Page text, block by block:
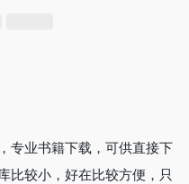
专业书籍下载，可供直接下
比较小，好在比较方便，只